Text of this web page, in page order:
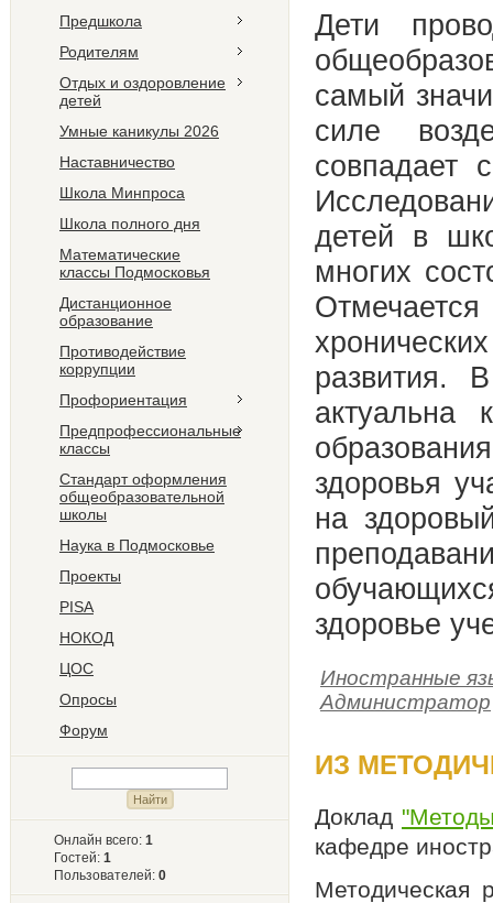
Предшкола
Родителям
Отдых и оздоровление
детей
Умные каникулы 2026
Наставничество
Школа Минпроса
Школа полного дня
Математические
классы Подмосковья
Дистанционное
образование
Противодействие
коррупции
Профориентация
Предпрофессиональные
классы
Стандарт оформления
общеобразовательной
школы
Наука в Подмосковье
Проекты
PISA
НОКОД
ЦОС
Опросы
Форум
Онлайн всего: 1
Гостей: 1
Пользователей: 0
Дети
самый
силе
совпадает
детей в
многих
развития.
актуальна
здоровья
на
здоровье
Иностранные
Администратор
ИЗ
Доклад
кафедре
Методическая